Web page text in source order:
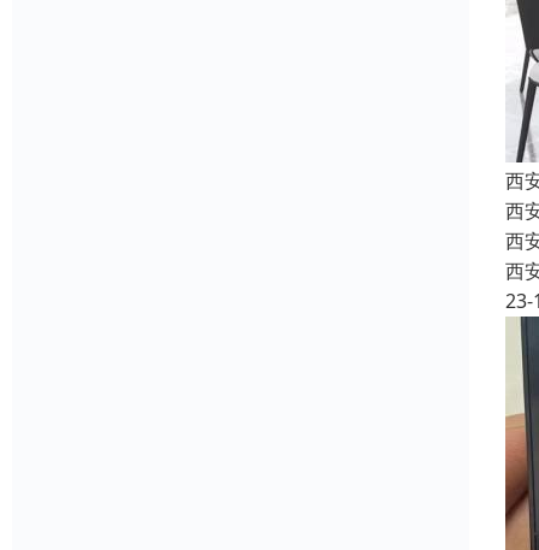
西
西
西
西
23-